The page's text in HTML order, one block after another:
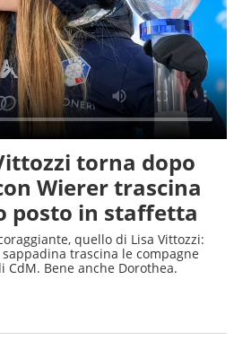
torna dopo
Wierer trascina
posto in staffetta
quello di Lisa Vittozzi:
trascina le compagne
Bene anche Dorothea.